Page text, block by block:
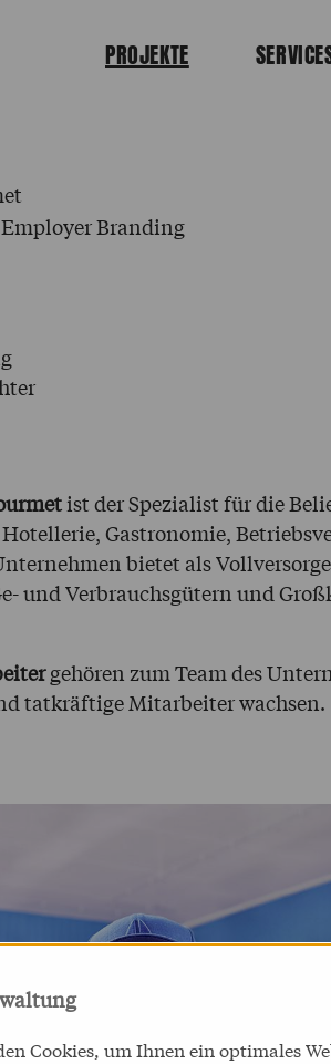
PROJEKTE
Branding
ist der Spezialist für die
Gastronomie,
bietet als
und Verbrauchsgütern und
gehören zum Team des
tatkräftige Mitarbeiter wachsen.
Cookies, um Ihnen ein optimales